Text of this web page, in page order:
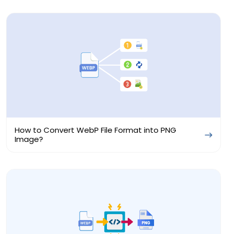
How to Convert WebP File Format into PNG
Image?